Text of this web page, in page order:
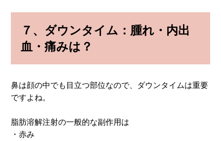
７、 ダウンタイム：腫れ・内出
血・痛みは？
鼻は顔の中でも目立つ部位なので、ダウンタイムは重要
ですよね。
脂肪溶解注射の一般的な副作用は
・赤み